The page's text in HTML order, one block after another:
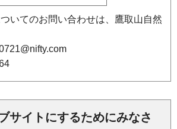
いてのお問い合わせは、鷹取山自然
サイトにするためにみなさ